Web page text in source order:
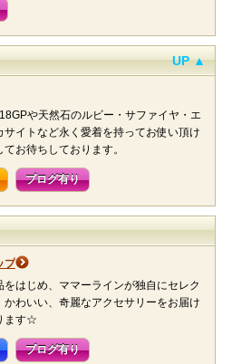
UP ▲
や天然石のルビー・サファイヤ・エ
イトなど永く愛着を持ってお使い頂け
お待ちしております。
ブログ有り
プ
はじめ、ママーラインが独自にセレク
かわいい、奇麗なアクセサリーをお届け
ます☆
ブログ有り